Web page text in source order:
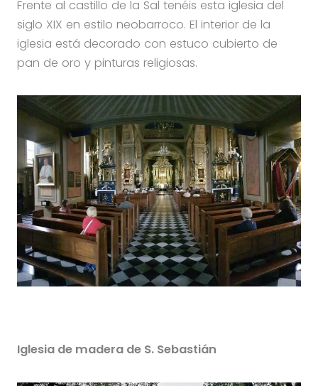
Frente al castillo de la Sal tenéis esta iglesia del
siglo XIX en estilo neobarroco. El interior de la
iglesia está decorado con estuco cubierto de
pan de oro y pinturas religiosas.
Iglesia de madera de S. Sebastián